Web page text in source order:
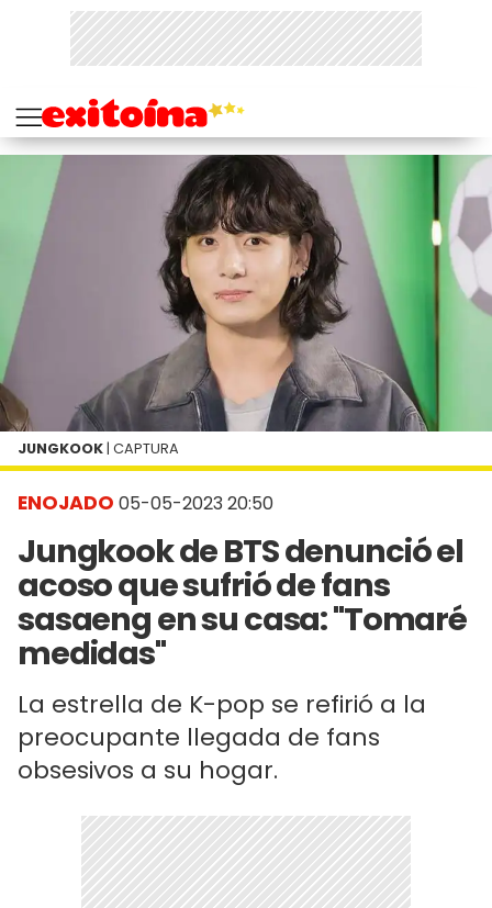
ENOJADO 05-05-2023 20:50
Jungkook de BTS denunció el
acoso que sufrió de fans
sasaeng en su casa: "Tomaré
medidas"
La estrella de K-pop se refirió a la
preocupante llegada de fans
obsesivos a su hogar.
JUNGKOOK | CAPTURA